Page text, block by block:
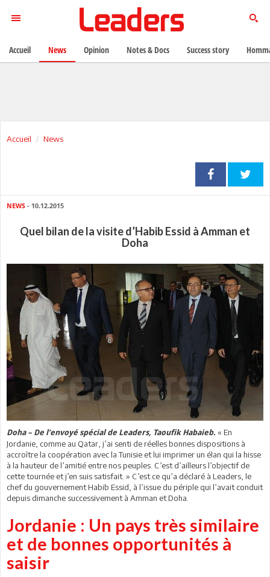
Accueil News
NEWS - 10.12.2015
Quel bilan de la visite d’Habib Essid à Amman et
Doha
Doha – De l’envoyé spécial de Leaders, Taoufik Habaieb. « En
Jordanie, comme au Qatar, j’ai senti de réelles bonnes dispositions à
accroître la coopération avec la Tunisie et lui imprimer un élan qui la hisse
à la hauteur de l’amitié entre nos peuples. C’est d’ailleurs l’objectif de
cette tournée et j’en suis satisfait. » C’est ce qu’a déclaré à Leaders, le
chef du gouvernement Habib Essid, à l’issue du périple qui l’avait conduit
depuis dimanche successivement à Amman et Doha.
Jordanie : Un pays très similaire
et de bonnes opportunités à
saisir
Accueil News Opinion Notes & Docs Success story